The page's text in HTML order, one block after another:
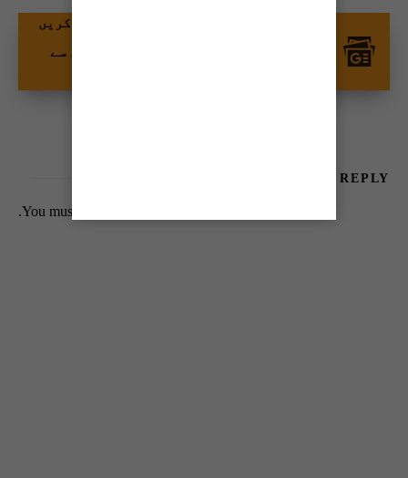
گوگل نیوز پر ٹائمز آف کراچی کو فالو کریں
اور اپنی پسندیدہ مواد کو زیادہ تیزی سے
LEAVE A REPLY
You must be